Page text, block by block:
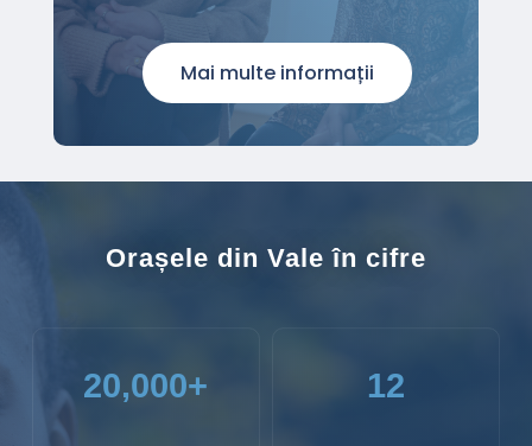
Mai multe informații
Orașele din Vale în cifre
20,000+ 12